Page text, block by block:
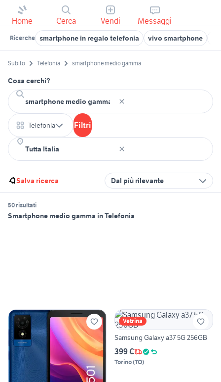
Home Cerca Vendi Messaggi
Ricerche smartphone in regalo telefonia vivo smartphone
Subito Telefonia smartphone medio gamma
Cosa cerchi?
Telefonia Filtri
Salva ricerca Dal più rilevante
50 risultati
Smartphone medio gamma in Telefonia
Vetrina
Samsung Galaxy a37 5G 256GB
399 €
Torino(TO)